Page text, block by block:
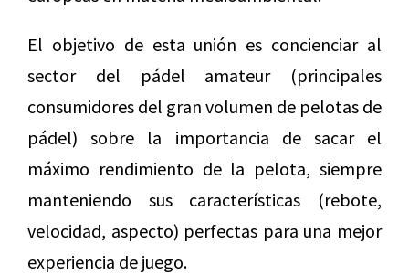
El objetivo de esta unión es concienciar al
sector del pádel amateur (principales
consumidores del gran volumen de pelotas de
pádel) sobre la importancia de sacar el
máximo rendimiento de la pelota, siempre
manteniendo sus características (rebote,
velocidad, aspecto) perfectas para una mejor
experiencia de juego.